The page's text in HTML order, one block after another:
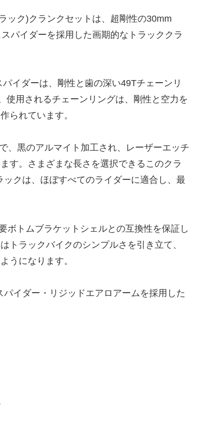
ック)クランクセットは、超剛性の30mm
パイダーを採用した画期的なトラッククラ
イダーは、剛性と歯の深い49Tチェーンリ
使用されるチェーンリングは、剛性と空力を
られています。
、黒のアルマイト加工され、レーザーエッチ
す。さまざまな長さを選択できるこのクラ
クは、ほぼすべてのライダーに適合し、最
ボトムブラケットシェルとの互換性を保証し
トラックバイクのシンプルさを引き立て、
うになります。
イダー・リジッドエアロアームを採用した